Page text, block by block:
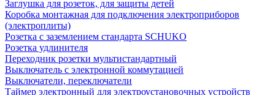
Заглушка для розеток, для защиты детей
Коробка монтажная для подключения электроприборов
(электроплиты)
Розетка с заземлением стандарта SCHUKO
Розетка удлинителя
Переходник розетки мультистандартный
Выключатель с электронной коммутацией
Выключатели, переключатели
Таймер электронный для электроустановочных устройств